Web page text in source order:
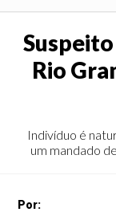
Rio
Indivíduo é
um mandado
Por: